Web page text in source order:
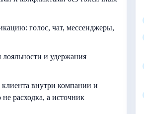
голос, чат, мессенджеры,
и удержания
внутри компании и
расходка, а источник